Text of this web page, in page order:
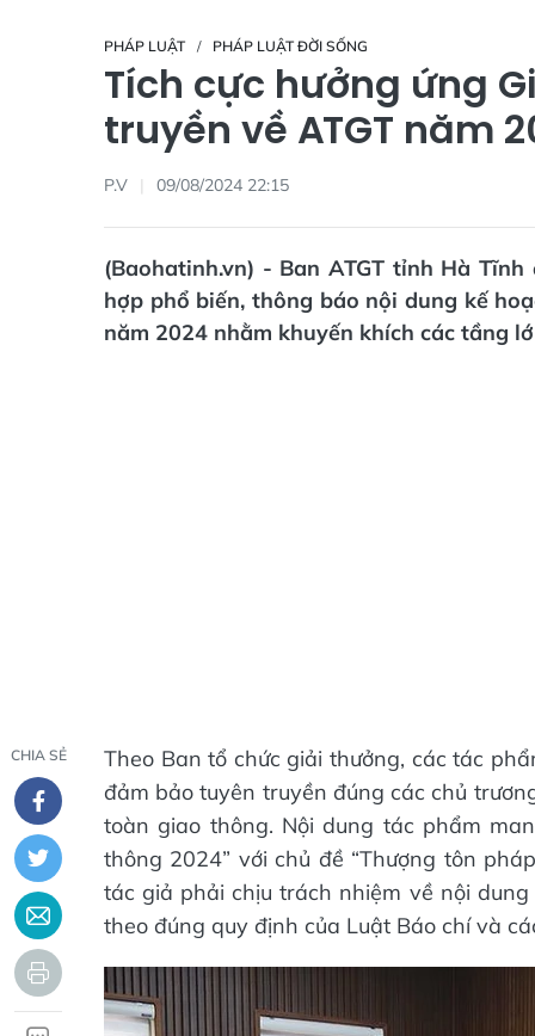
PHÁP LUẬT PHÁP LUẬT ĐỜI SỐNG
Tích cực hưởng ứng
truyền về ATGT năm
P.V 09/08/2024 22:15
(Baohatinh.vn) - Ban ATGT tỉnh Hà
hợp phổ biến, thông báo nội dung kế
năm 2024 nhằm khuyến khích các tầng
CHIA SẺ
Theo Ban tổ chức giải thưởng, các tác
đảm bảo tuyên truyền đúng các chủ
toàn giao thông. Nội dung tác phẩm
thông 2024” với chủ đề “Thượng tôn
tác giả phải chịu trách nhiệm về nội
theo đúng quy định của Luật Báo chí và